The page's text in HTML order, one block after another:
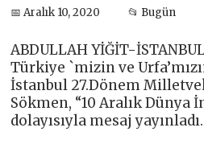
📅 Aralık 10, 2020 📂 Bugün
ABDULLAH YİĞİT-
Türkiye `mizin ve
İstanbul 27.Dönem
Sökmen, “10 Aralık Dünya
dolayısıyla mesaj yayınladı.